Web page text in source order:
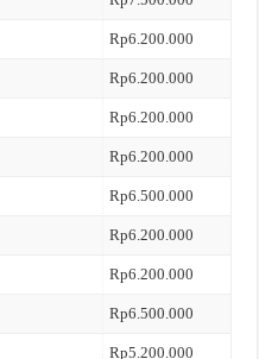
Rp6.200.000
Rp6.200.000
Rp6.200.000
Rp6.200.000
Rp6.500.000
Rp6.200.000
Rp6.200.000
Rp6.500.000
Rp5.200.000